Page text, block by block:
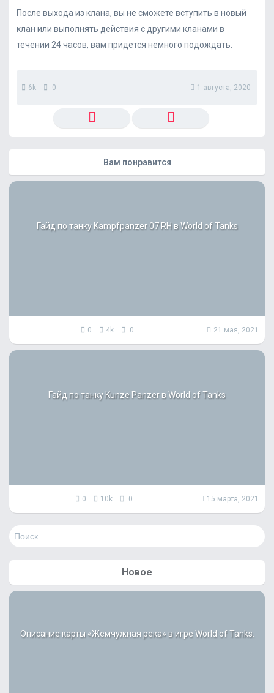
После выхода из клана, вы не сможете вступить в новый
клан или выполнять действия с другими кланами в
течении 24 часов, вам придется немного подождать.
6k 0 1 августа, 2020
Вам понравится
Гайд по танку Kampfpanzer 07 RH в World of Tanks
0 4k 0 21 мая, 2021
Гайд по танку Kunze Panzer в World of Tanks
0 10k 0 15 марта, 2021
Н
и
Новое
Описание карты «Жемчужная река» в игре World of Tanks.